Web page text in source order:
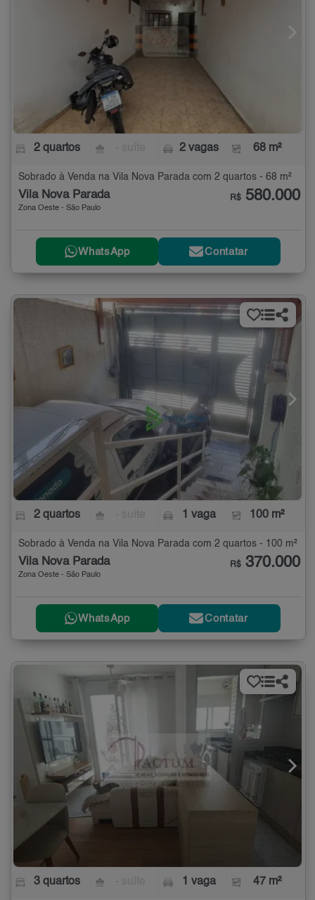
2 quartos 2 vagas 68 m²
Sobrado à Venda na Vila Nova Parada com 2 quartos - 68 m²
Vila Nova Parada
Zona Oeste - São Paulo
R$ 580.000
WhatsApp Contatar
2 quartos 1 vaga 100 m²
Sobrado à Venda na Vila Nova Parada com 2 quartos - 100 m²
Vila Nova Parada
Zona Oeste - São Paulo
R$ 370.000
WhatsApp Contatar
3 quartos 1 vaga 47 m²